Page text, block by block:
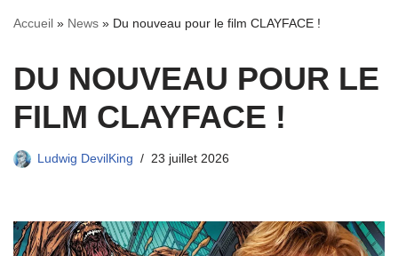
Accueil » News » Du nouveau pour le film CLAYFACE !
DU NOUVEAU POUR LE
FILM CLAYFACE !
Ludwig DevilKing 23 juillet 2026